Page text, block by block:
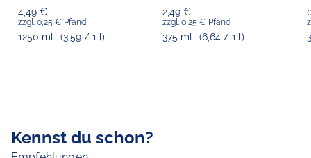
4,49 €
zzgl. 0,25 € Pfand
1250 ml (3,59 / 1 l)
2,49 €
zzgl. 0,25 € Pfand
375 ml (6,64 / 1 l)
Kennst du schon?